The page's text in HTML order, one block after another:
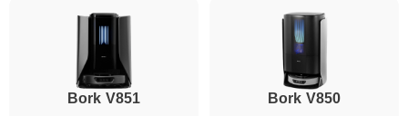
Bork V851 Bork V850